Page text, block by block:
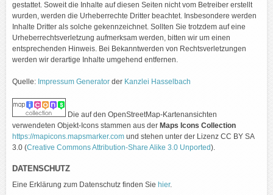
gestattet. Soweit die Inhalte auf diesen Seiten nicht vom Betreiber erstellt
wurden, werden die Urheberrechte Dritter beachtet. Insbesondere werden
Inhalte Dritter als solche gekennzeichnet. Sollten Sie trotzdem auf eine
Urheberrechtsverletzung aufmerksam werden, bitten wir um einen
entsprechenden Hinweis. Bei Bekanntwerden von Rechtsverletzungen
werden wir derartige Inhalte umgehend entfernen.
Quelle: Impressum Generator der Kanzlei Hasselbach
Die auf den OpenStreetMap-Kartenansichten
verwendeten Objekt-Icons stammen aus der Maps Icons Collection
https://mapicons.mapsmarker.com und stehen unter der Lizenz CC BY SA
3.0 (Creative Commons Attribution-Share Alike 3.0 Unported).
DATENSCHUTZ
Eine Erklärung zum Datenschutz finden Sie hier.